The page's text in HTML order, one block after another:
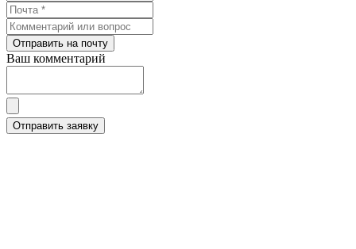
Отправить на почту
Ваш комментарий